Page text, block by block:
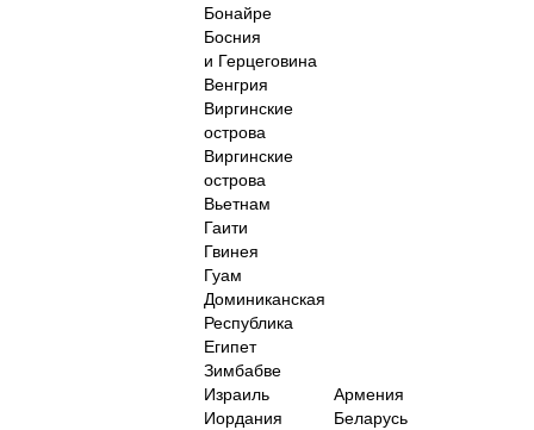
Бонайре
Босния
и Герцеговина
Венгрия
Виргинские
острова
Виргинские
острова
Вьетнам
Гаити
Гвинея
Гуам
Доминиканская
Республика
Египет
Зимбабве
Израиль
Иордания
Армения
Беларусь